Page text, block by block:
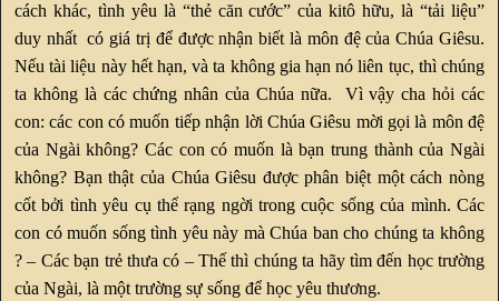
cách khác, tình yêu là “thẻ căn cước” của kitô hữu, là “tải liệu”
duy nhất có giá trị để được nhận biết là môn đệ của Chúa Giêsu.
Nếu tài liệu này hết hạn, và ta không gia hạn nó liên tục, thì chúng
ta không là các chứng nhân của Chúa nữa. Vì vậy cha hỏi các
con: các con có muốn tiếp nhận lời Chúa Giêsu mời gọi là môn đệ
của Ngài không? Các con có muốn là bạn trung thành của Ngài
không? Bạn thật của Chúa Giêsu được phân biệt một cách nòng
cốt bởi tình yêu cụ thể rạng ngời trong cuộc sống của mình. Các
con có muốn sống tình yêu này mà Chúa ban cho chúng ta không
? – Các bạn trẻ thưa có – Thế thì chúng ta hãy tìm đến học trường
của Ngài, là một trường sự sống để học yêu thương.